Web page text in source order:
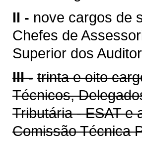
II - nove cargos de
Chefes de
Superior dos
III - trinta e oito
Técnicos,
Tributária - ESAT e
Comissão Técnica